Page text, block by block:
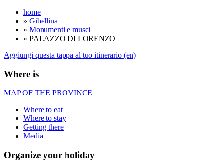
home
» Gibellina
» Monumenti e musei
» PALAZZO DI LORENZO
Aggiungi questa tappa al tuo itinerario (en)
Where is
MAP OF THE PROVINCE
Where to eat
Where to stay
Getting there
Media
Organize your holiday